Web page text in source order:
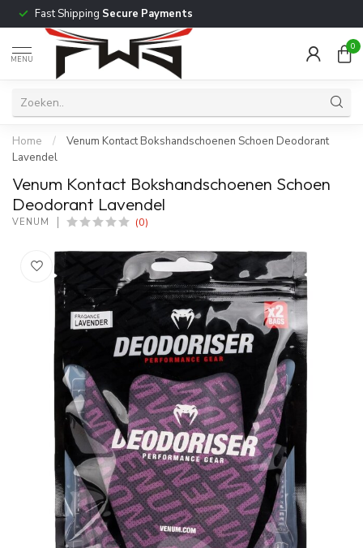
Fast Shipping Secure Payments
MENU
0
Home /
Venum Kontact Bokshandschoenen Schoen Deodorant
Lavendel
Venum Kontact Bokshandschoenen Schoen
Deodorant Lavendel
VENUM (0)